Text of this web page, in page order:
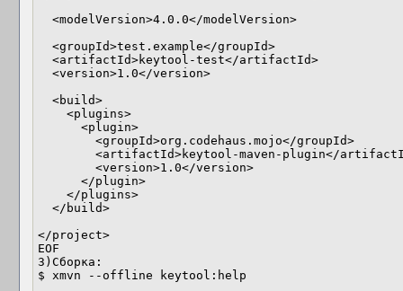
</project>
EOF
3)Сборка:
$ xmvn --offline keytool:help